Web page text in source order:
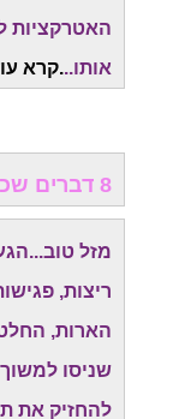
האטרקציות
אותו...קרא
8 דברים שכלה צריכה לקחת ביום החתונה
מזל
ריצות,
הארות,
שניסו
להחזיק את